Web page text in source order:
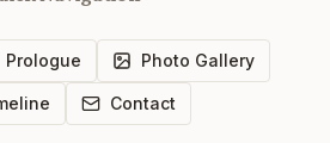
Prologue Photo Gallery
Contact